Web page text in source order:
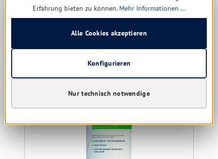
2,30 € * / 1 kg
Produktgalerie überspringen
Kunden kauften auch
Erfahrung bieten zu können. Mehr Informationen ...
Nur technisch notwendige
Konfigurieren
Alle Cookies akzeptieren